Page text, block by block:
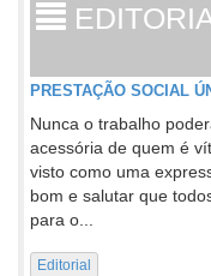
PRESTAÇÃO SOCIAL
Nunca o trabalho
acessória de quem é
visto como uma
bom e salutar que
para o...
Editorial